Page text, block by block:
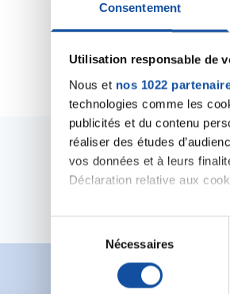
Consentement
Utilisation responsable de
Nous et nos 1022
technologies comme les
publicités et du contenu
réaliser des études
vos données et à leurs
Déclaration relative aux
Si vous le permettez, nous
Collecter des
digitales).
é
Nécessaires